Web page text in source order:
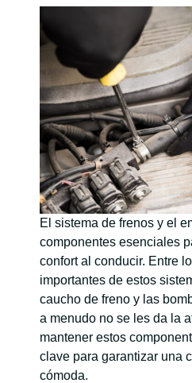
El sistema de frenos y el
componentes esenciales
confort al conducir. Entre
importantes de estos
caucho de freno y las
a menudo no se les da la
mantener estos
clave para garantizar una
cómoda.